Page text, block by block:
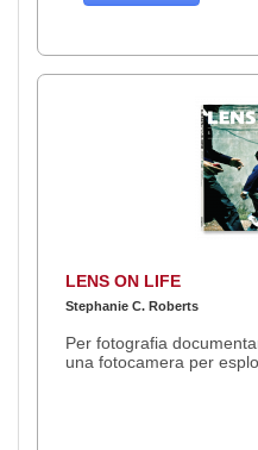
LENS ON LIFE
Stephanie C. Roberts
Per fotografia
una fotocamera per